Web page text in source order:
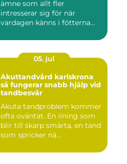
ämne som allt fler
intresserar sig för när
vardagen känns i fötterna
05. jul
Akuttandvård karlskrona
så fungerar snabb hjälp vid
tandbesvär
Akuta tandproblem kommer
ofta oväntat. En ilning som
blir till skarp smärta, en tand
som spricker nä...